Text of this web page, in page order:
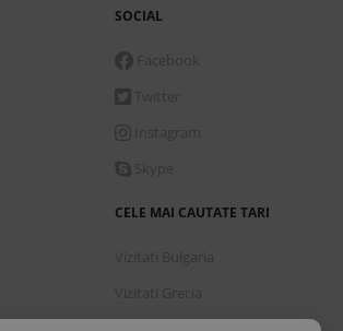
SOCIAL
CELE MAI CAUTATE TARI